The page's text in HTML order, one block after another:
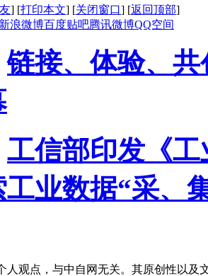
] [打印本文] [关闭窗口] [返回顶部]
新浪微博百度贴吧腾讯微博QQ空间
链接、体验、
工信部印发《
工业数据“采、
观点，与中自网无关。其原创性以及